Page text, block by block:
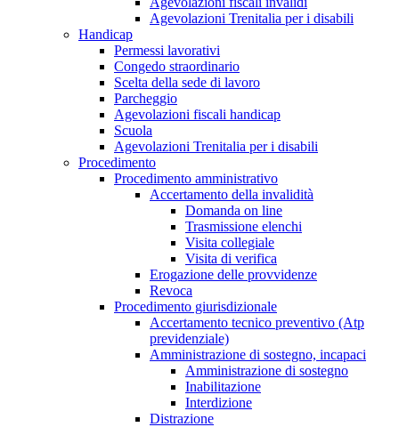
Agevolazioni Trenitalia per i disabili
Handicap
Permessi lavorativi
Congedo straordinario
Scelta della sede di lavoro
Parcheggio
Agevolazioni fiscali handicap
Scuola
Agevolazioni Trenitalia per i disabili
Procedimento
Procedimento amministrativo
Accertamento della invalidità
Domanda on line
Trasmissione elenchi
Visita collegiale
Visita di verifica
Erogazione delle provvidenze
Revoca
Procedimento giurisdizionale
Accertamento tecnico preventivo (Atp
previdenziale)
Amministrazione di sostegno, incapaci
Amministrazione di sostegno
Inabilitazione
Interdizione
Distrazione